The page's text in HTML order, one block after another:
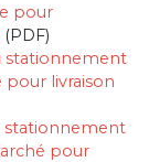
pour
(PDF)
stationnement
pour livraison
stationnement
pour